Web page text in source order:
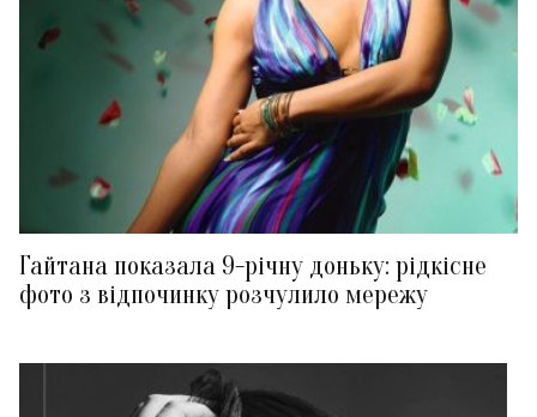
Гайтана показала 9-річну доньку: рідкісне
фото з відпочинку розчулило мережу